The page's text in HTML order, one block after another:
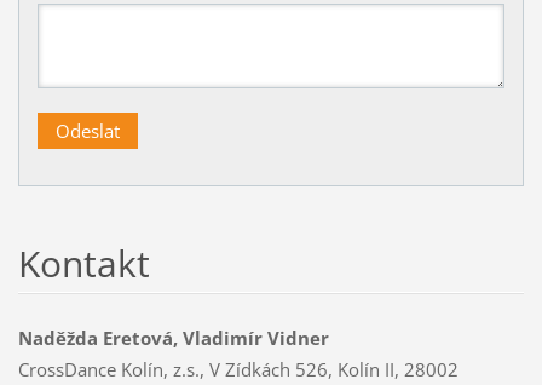
Kontakt
Naděžda Eretová, Vladimír Vidner
CrossDance Kolín, z.s., V Zídkách 526, Kolín II, 28002